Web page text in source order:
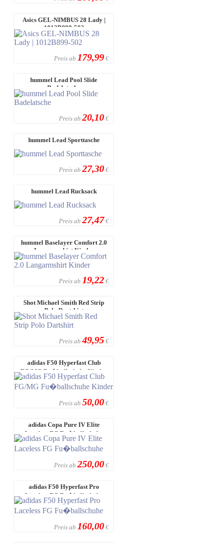
Asics GEL-NIMBUS 28 Lady |
1012B899-502
Preis ab 179,99 €
hummel Lead Pool Slide
Badelatsche
Preis ab 20,10 €
hummel Lead Sporttasche
Preis ab 27,30 €
hummel Lead Rucksack
Preis ab 27,47 €
hummel Baselayer Comfort 2.0
Langarmshirt Kinder
Preis ab 19,22 €
Shot Michael Smith Red Strip
Polo Dartshirt
Preis ab 49,95 €
adidas F50 Hyperfast Club
FG/MG Fu�ballschuhe Kinder
Preis ab 50,00 €
adidas Copa Pure IV Elite
Laceless FG Fu�ballschuhe
Preis ab 250,00 €
adidas F50 Hyperfast Pro
Laceless FG Fu�ballschuhe
Preis ab 160,00 €